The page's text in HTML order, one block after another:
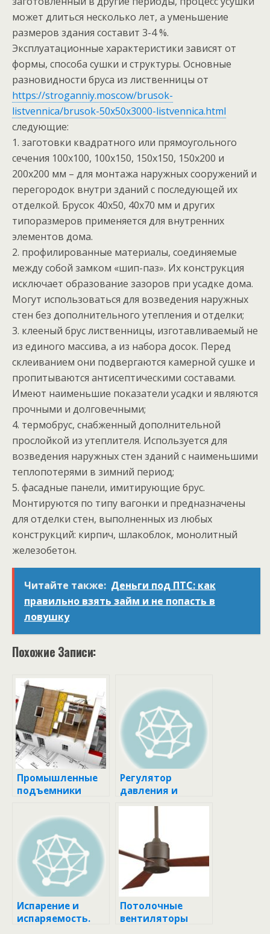
может длиться несколько лет, а уменьшение
размеров здания составит 3-4 %.
Эксплуатационные характеристики зависят от
формы, способа сушки и структуры. Основные
разновидности бруса из лиственницы от
https://stroganniy.moscow/brusok-
listvennica/brusok-50x50x3000-listvennica.html
следующие:
1. заготовки квадратного или прямоугольного
сечения 100х100, 100х150, 150х150, 150х200 и
200х200 мм – для монтажа наружных сооружений и
перегородок внутри зданий с последующей их
отделкой. Брусок 40х50, 40х70 мм и других
типоразмеров применяется для внутренних
элементов дома.
2. профилированные материалы, соединяемые
между собой замком «шип-паз». Их конструкция
исключает образование зазоров при усадке дома.
Могут использоваться для возведения наружных
стен без дополнительного утепления и отделки;
3. клееный брус лиственницы, изготавливаемый не
из единого массива, а из набора досок. Перед
склеиванием они подвергаются камерной сушке и
пропитываются антисептическими составами.
Имеют наименьшие показатели усадки и являются
прочными и долговечными;
4. термобрус, снабженный дополнительной
прослойкой из утеплителя. Используется для
возведения наружных стен зданий с наименьшими
теплопотерями в зимний период;
5. фасадные панели, имитирующие брус.
Монтируются по типу вагонки и предназначены
для отделки стен, выполненных из любых
конструкций: кирпич, шлакоблок, монолитный
железобетон.
Читайте также: Деньги под ПТС: как
правильно взять займ и не попасть в
ловушку
Похожие Записи:
Промышленные
подъемники
Регулятор
давления и
расхода
Испарение и
испаряемость.
Потолочные
вентиляторы